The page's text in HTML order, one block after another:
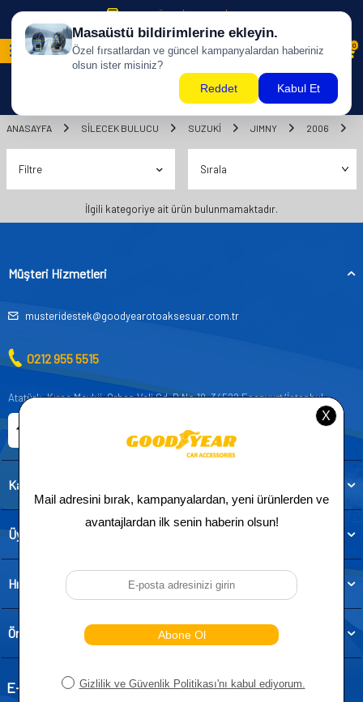
500 TL ÜZERİ KARGO BİZDEN !
0
ANASAYFA SILECEK BULUCU SUZUKİ JIMNY 2006
Filtre
İlgili kategoriye ait ürün bulunmamaktadır.
Müşteri Hizmetleri
musteridestek@goodyearotoaksesuar.com.tr
0212 955 5515
Atatürk, Kıraç Mevkii, Orhan Veli Cd. D:No:19, 34522 Esenyurt/İstanbul
Kategoriler
Üye
Hızlı Erişim
Önemli Bilgiler
E-Bülten Aboneliği